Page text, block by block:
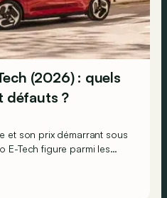
(2026) : quels
défauts ?
et son prix démarrant sous
E-Tech figure parmi les
quelques faiblesses.